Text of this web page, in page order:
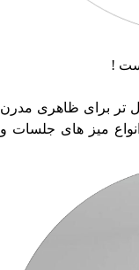
!
تر برای ظاهری مدرن
میز های جلسات و